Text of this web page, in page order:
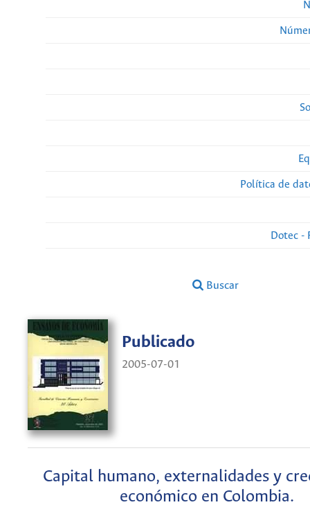
Política de
Dotec -
Buscar
Publicado
2005-07-01
Capital humano, externalidades y
económico en Colombia.